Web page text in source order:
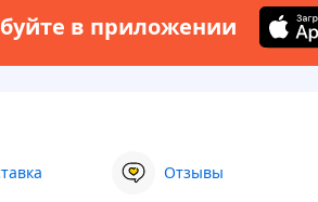
в приложении
Отзывы